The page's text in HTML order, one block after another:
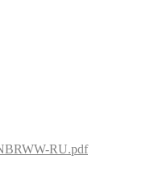
RU.pdf